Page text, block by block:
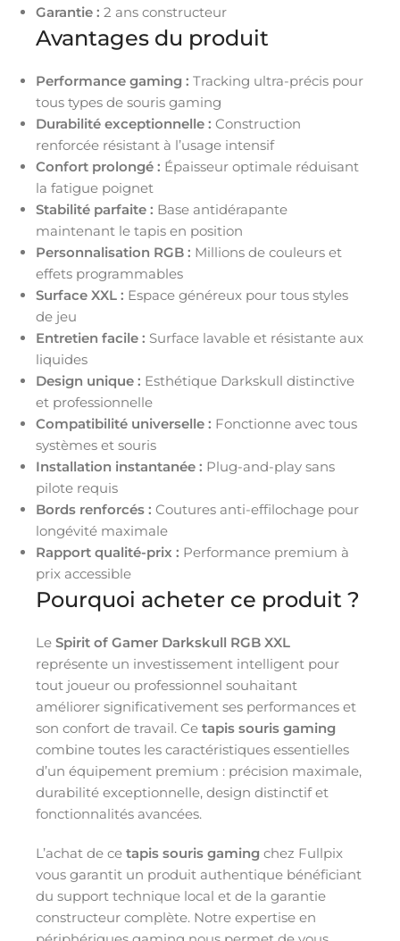
Garantie : 2 ans constructeur
Avantages du produit
Performance gaming : Tracking ultra-précis pour
tous types de souris gaming
Durabilité exceptionnelle : Construction
renforcée résistant à l’usage intensif
Confort prolongé : Épaisseur optimale réduisant
la fatigue poignet
Stabilité parfaite : Base antidérapante
maintenant le tapis en position
Personnalisation RGB : Millions de couleurs et
effets programmables
Surface XXL : Espace généreux pour tous styles
de jeu
Entretien facile : Surface lavable et résistante aux
liquides
Design unique : Esthétique Darkskull distinctive
et professionnelle
Compatibilité universelle : Fonctionne avec tous
systèmes et souris
Installation instantanée : Plug-and-play sans
pilote requis
Bords renforcés : Coutures anti-effilochage pour
longévité maximale
Rapport qualité-prix : Performance premium à
prix accessible
Pourquoi acheter ce produit ?
Le Spirit of Gamer Darkskull RGB XXL
représente un investissement intelligent pour
tout joueur ou professionnel souhaitant
améliorer significativement ses performances et
son confort de travail. Ce tapis souris gaming
combine toutes les caractéristiques essentielles
d’un équipement premium : précision maximale,
durabilité exceptionnelle, design distinctif et
fonctionnalités avancées.
L’achat de ce tapis souris gaming chez Fullpix
vous garantit un produit authentique bénéficiant
du support technique local et de la garantie
constructeur complète. Notre expertise en